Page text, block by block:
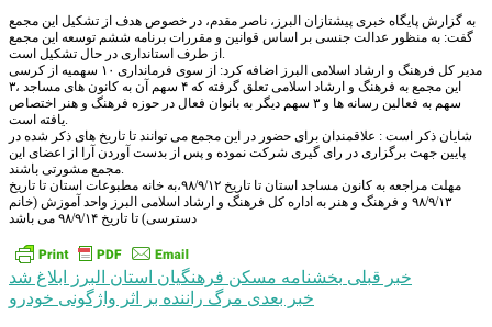
به گزارش پایگاه خبری پیشتازان البرز، ناصر مقدم، در خصوص هدف از تشکیل این مجمع
گفت: به منظور عدالت جنسی بر اساس قوانین و مقررات برنامه ششم توسعه این مجمع
از طرف استانداری در حال تشکیل است.
مدیر کل فرهنگ و ارشاد اسلامی البرز اضافه کرد: از سوی فرمانداری ۱۰ سهمیه از کرسی
این مجمع به فرهنگ و ارشاد اسلامی تعلق گرفته که ۴ سهم آن به کانون های مساجد ،۳
سهم به فعالین رسانه ها و ۳ سهم دیگر به بانوان فعال در حوزه فرهنگ و هنر اختصاص
یافته است.
شایان ذکر است : علاقمندان برای حضور در این مجمع می توانند تا تاریخ های ذکر شده در
پایین جهت برگزاری در رای گیری شرکت نموده و پس از بدست آوردن آرا از اعضای این
مجمع مشورتی باشند.
مهلت مراجعه به کانون مساجد استان تا تاریخ ۹۸/۹/۱۲،به خانه مطبوعات استان تا تاریخ
۹۸/۹/۱۳ و فرهنگ و هنر به اداره کل فرهنگ و ارشاد اسلامی البرز واحد آموزش (خانم
دسترسی) تا تاریخ ۹۸/۹/۱۴ می باشد
راهبری
نوشته
خبر قبلی بخشنامه مسکن فرهنگیان استان البرز ابلاغ شد
خبر بعدی مرگ راننده بر اثر واژگونی خودرو